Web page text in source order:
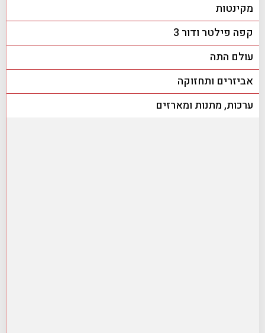
מקינטות
קפה פילטר ודור 3
עולם התה
אביזרים ותחזוקה
ערכות, מתנות ומארזים